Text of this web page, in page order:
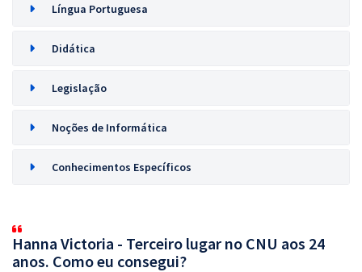
Língua Portuguesa
Didática
Legislação
Noções de Informática
Conhecimentos Específicos
Hanna Victoria - Terceiro lugar no CNU aos 24
anos. Como eu consegui?